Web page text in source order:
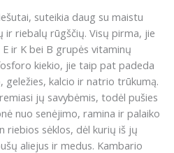
suteikia daug su maistu
ir riebalų rūgščių. Visų pirma, jie
ir K bei B grupės vitaminų
kiekio, jie taip pat padeda
geležies, kalcio ir natrio trūkumą.
jų savybėmis, todėl pušies
nuo senėjimo, ramina ir palaiko
riebios sėklos, dėl kurių iš jų
aliejus ir medus. Kambario